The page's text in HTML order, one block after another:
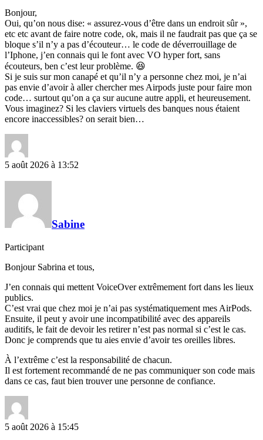
Bonjour,
Oui, qu’on nous dise: « assurez-vous d’être dans un endroit sûr »,
etc etc avant de faire notre code, ok, mais il ne faudrait pas que ça se
bloque s’il n’y a pas d’écouteur… le code de déverrouillage de
l’Iphone, j’en connais qui le font avec VO hyper fort, sans
écouteurs, ben c’est leur problème. 😆
Si je suis sur mon canapé et qu’il n’y a personne chez moi, je n’ai
pas envie d’avoir à aller chercher mes Airpods juste pour faire mon
code… surtout qu’on a ça sur aucune autre appli, et heureusement.
Vous imaginez? Si les claviers virtuels des banques nous étaient
encore inaccessibles? on serait bien…
5 août 2026 à 13:52
Sabine
Participant
Bonjour Sabrina et tous,
J’en connais qui mettent VoiceOver extrêmement fort dans les lieux
publics.
C’est vrai que chez moi je n’ai pas systématiquement mes AirPods.
Ensuite, il peut y avoir une incompatibilité avec des appareils
auditifs, le fait de devoir les retirer n’est pas normal si c’est le cas.
Donc je comprends que tu aies envie d’avoir tes oreilles libres.
À l’extrême c’est la responsabilité de chacun.
Il est fortement recommandé de ne pas communiquer son code mais
dans ce cas, faut bien trouver une personne de confiance.
5 août 2026 à 15:45